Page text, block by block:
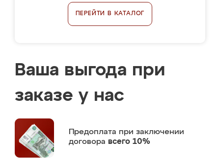
ПЕРЕЙТИ В КАТАЛОГ
Ваша выгода при
заказе у нас
Предоплата при заключении
договора всего 10%